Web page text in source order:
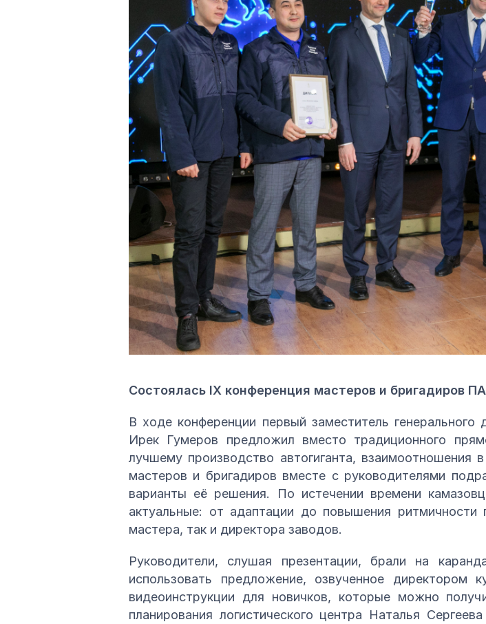
Состоялась IX конференция мастеров и бригадиров
В ходе конференции первый заместитель
Ирек Гумеров предложил вместо традиционного
лучшему производство автогиганта,
мастеров и бригадиров вместе с руководителями
варианты её решения. По истечении времени
актуальные: от адаптации до повышения ритмичности
мастера, так и директора заводов.
Руководители, слушая презентации, брали на
использовать предложение, озвученное директором
видеоинструкции для новичков, которые можно
планирования логистического центра Наталья